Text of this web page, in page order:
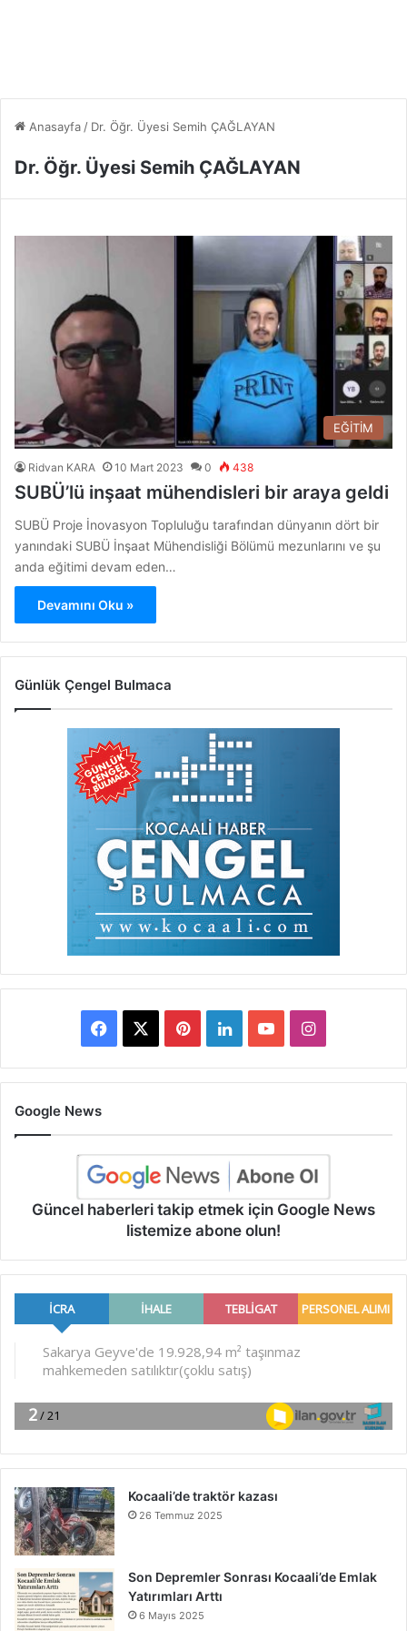
Anasayfa / Dr. Öğr. Üyesi Semih ÇAĞLAYAN
Dr. Öğr. Üyesi Semih ÇAĞLAYAN
EĞİTİM
Ridvan KARA 10 Mart 2023 0 438
SUBÜ’lü inşaat mühendisleri bir araya geldi
SUBÜ Proje İnovasyon Topluluğu tarafından dünyanın dört bir
yanındaki SUBÜ İnşaat Mühendisliği Bölümü mezunlarını ve şu
anda eğitimi devam eden…
Devamını Oku »
Günlük Çengel Bulmaca
Facebook PinterestLinkedInYouTubeInstagram
Google News
Güncel haberleri takip etmek için Google News
listemize abone olun!
Kocaali’de traktör kazası
26 Temmuz 2025
Son Depremler Sonrası Kocaali’de Emlak
Yatırımları Arttı
6 Mayıs 2025